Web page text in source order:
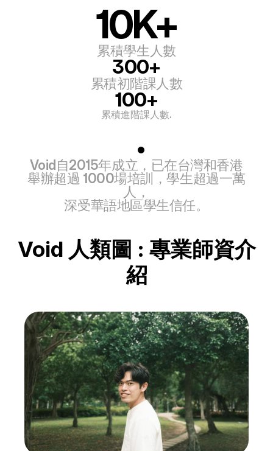
10K+
累積學生人數
300+
累積初階課人數
100+
累積進階課人數.
.
Void自2015年成立，已在台灣和香港
舉辦超過 1000場培訓，學生超過一萬
人，
深受華語地區學生信任。
Void 人類圖 : 專業師資介
紹